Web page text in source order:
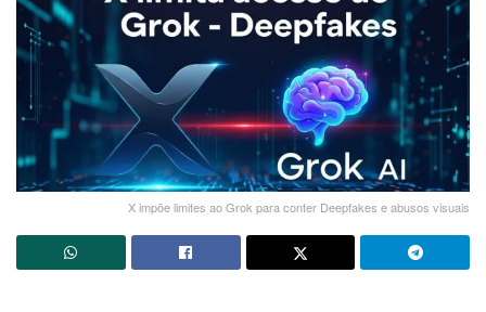
X impõe limites ao Grok para conter Deepfakes e abusos visuais